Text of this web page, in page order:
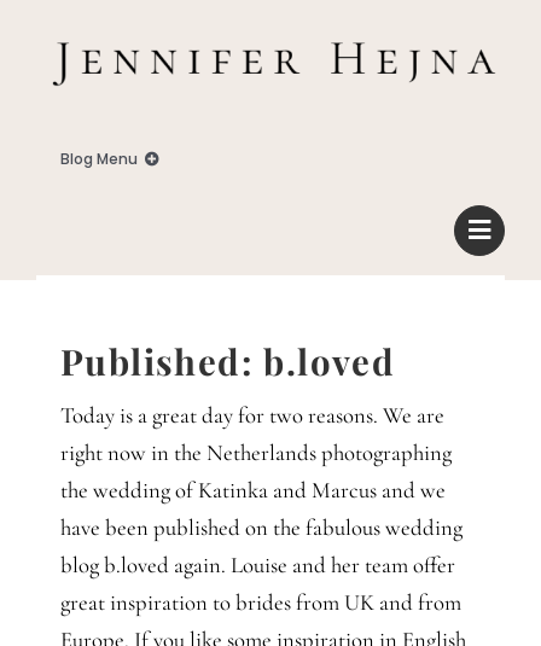
Blog Menu
Business
Familie
Gedanken
Mindset
Published: b.loved
Today is a great day for two reasons. We are
right now in the Netherlands photographing
the wedding of Katinka and Marcus and we
have been published on the fabulous wedding
blog b.loved again. Louise and her team offer
great inspiration to brides from UK and from
Europe. If you like some inspiration in English